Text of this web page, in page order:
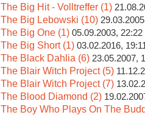
The Big Hit - Volltreffer (1)
The Big Lebowski (10)
The Big One (1) 05.09.2003, 22:22
The Big Short (1) 03.02.2016,
The Black Dahlia (6) 23.05.2007,
The Blair Witch Project (5)
The Blair Witch Project (7)
The Blood Diamond (2)
The Boy Who Plays On The